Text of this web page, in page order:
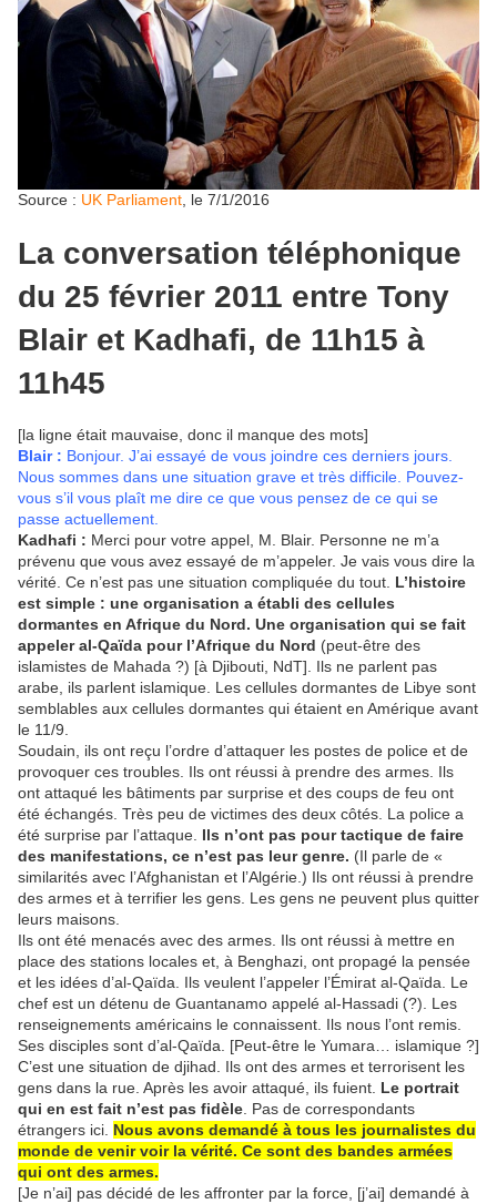
Source : UK Parliament , le 7/1/2016
La conversation téléphonique
du 25 février 2011 entre Tony
Blair et Kadhafi, de 11h15 à
11h45
[la ligne était mauvaise, donc il manque des mots]
Blair : Bonjour. J’ai essayé de vous joindre ces derniers jours.
Nous sommes dans une situation grave et très difficile. Pouvez-
vous s’il vous plaît me dire ce que vous pensez de ce qui se
passe actuellement.
Kadhafi : Merci pour votre appel, M. Blair. Personne ne m’a
prévenu que vous avez essayé de m’appeler. Je vais vous dire la
vérité. Ce n’est pas une situation compliquée du tout. L’histoire
est simple : une organisation a établi des cellules
dormantes en Afrique du Nord. Une organisation qui se fait
appeler al-Qaïda pour l’Afrique du Nord (peut-être des
islamistes de Mahada ?) [à Djibouti, NdT]. Ils ne parlent pas
arabe, ils parlent islamique. Les cellules dormantes de Libye sont
semblables aux cellules dormantes qui étaient en Amérique avant
le 11/9.
Soudain, ils ont reçu l’ordre d’attaquer les postes de police et de
provoquer ces troubles. Ils ont réussi à prendre des armes. Ils
ont attaqué les bâtiments par surprise et des coups de feu ont
été échangés. Très peu de victimes des deux côtés. La police a
été surprise par l’attaque. Ils n’ont pas pour tactique de faire
des manifestations, ce n’est pas leur genre. (Il parle de «
similarités avec l’Afghanistan et l’Algérie.) Ils ont réussi à prendre
des armes et à terrifier les gens. Les gens ne peuvent plus quitter
leurs maisons.
Ils ont été menacés avec des armes. Ils ont réussi à mettre en
place des stations locales et, à Benghazi, ont propagé la pensée
et les idées d’al-Qaïda. Ils veulent l’appeler l’Émirat al-Qaïda. Le
chef est un détenu de Guantanamo appelé al-Hassadi (?). Les
renseignements américains le connaissent. Ils nous l’ont remis.
Ses disciples sont d’al-Qaïda. [Peut-être le Yumara… islamique ?]
C’est une situation de djihad. Ils ont des armes et terrorisent les
gens dans la rue. Après les avoir attaqué, ils fuient. Le portrait
qui en est fait n’est pas fidèle. Pas de correspondants
étrangers ici. Nous avons demandé à tous les journalistes du
monde de venir voir la vérité. Ce sont des bandes armées
qui ont des armes.
[Je n’ai] pas décidé de les affronter par la force, [j’ai] demandé à